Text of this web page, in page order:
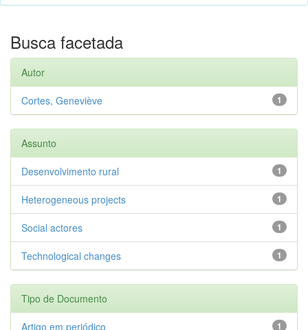
Busca facetada
Autor
1
Cortes, Geneviève
Assunto
1
Desenvolvimento rural
1
Heterogeneous projects
1
Social actores
1
Technological changes
Tipo de Documento
1
Artigo em periódico